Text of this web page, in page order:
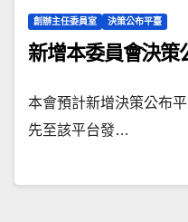
創辦主任委員室 決策公布平臺
新增本委員會決策
本會預計新增決策公布
先至該平台發…